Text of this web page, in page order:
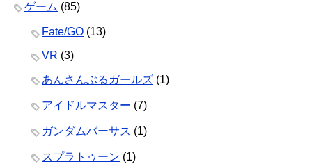
ゲーム (85)
Fate/GO (13)
VR (3)
あんさんぶるガールズ (1)
アイドルマスター (7)
ガンダムバーサス (1)
スプラトゥーン (1)